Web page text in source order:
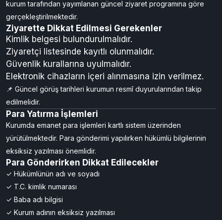
kurum tarafından yayımlanan güncel ziyaret programına göre
gerçekleştirilmektedir.
Ziyarette Dikkat Edilmesi Gerekenler
Kimlik belgesi bulundurulmalıdır.
Ziyaretçi listesinde kayıtlı olunmalıdır.
Güvenlik kurallarına uyulmalıdır.
Elektronik cihazların içeri alınmasına izin verilmez.
📌 Güncel görüş tarihleri kurumun resmî duyurularından takip
edilmelidir.
Para Yatırma İşlemleri
Kurumda emanet para işlemleri kartlı sistem üzerinden
yürütülmektedir. Para gönderimi yapılırken hükümlü bilgilerinin
eksiksiz yazılması önemlidir.
Para Gönderirken Dikkat Edilecekler
✓ Hükümlünün adı ve soyadı
✓ T.C. kimlik numarası
✓ Baba adı bilgisi
✓ Kurum adının eksiksiz yazılması